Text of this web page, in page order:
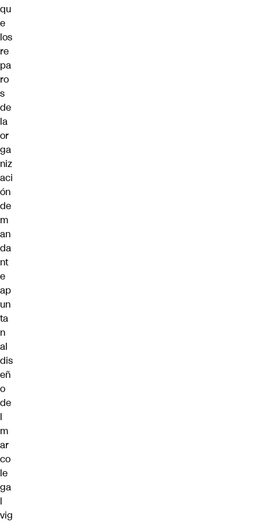
qu
e
los
re
pa
ro
s
de
la
or
ga
niz
aci
ón
de
m
an
da
nt
e
ap
un
ta
n
al
dis
eñ
o
de
l
m
ar
co
le
ga
l
vig